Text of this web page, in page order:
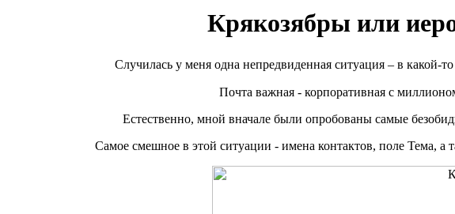
Крякозябры или
Случилась у меня одна непредвиденная ситуация – в
Почта важная - корпоративная с
Естественно, мной вначале были опробованы самые
Самое смешное в этой ситуации - имена контактов, поле Тема,